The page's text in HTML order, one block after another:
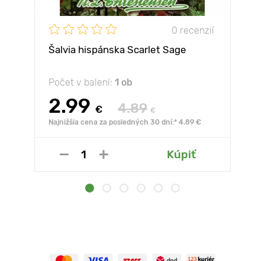
0 recenzií
Šalvia hispánska Scarlet Sage
Počet v balení: 1 ob
2.99 € 4.89 €
Najnižšia cena za posledných 30 dní:* 4.89 €
Kúpiť